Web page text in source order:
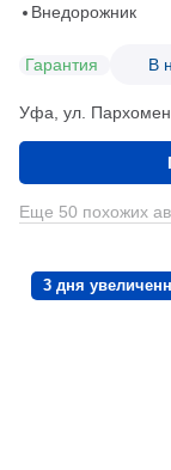
Внедорожник
Гарантия В
Уфа, ул.
Еще 50 похожих
3 дня